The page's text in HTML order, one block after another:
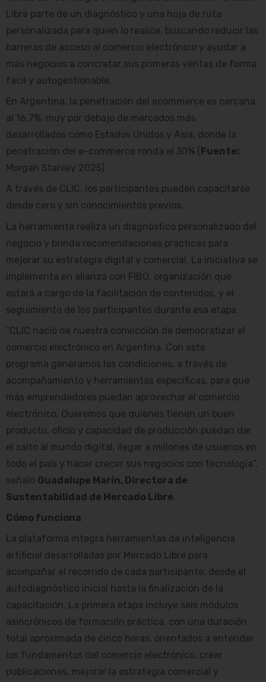
Libre parte de un diagnóstico y una hoja de ruta
personalizada para quien lo realice, buscando reducir las
barreras de acceso al comercio electrónico y ayudar a
más negocios a concretar sus primeras ventas de forma
fácil y autogestionable.
En Argentina, la penetración del ecommerce es cercana
al 16,7%, muy por debajo de mercados más
desarrollados como Estados Unidos y Asia, donde la
penetración del e-commerce ronda el 30% (
Fuente:
Morgan Stanley 2025)
A través de CLIC, los participantes pueden capacitarse
desde cero y sin conocimientos previos.
La herramienta realiza un diagnóstico personalizado del
negocio y brinda recomendaciones prácticas para
mejorar su estrategia digital y comercial. La iniciativa se
implementa en alianza con FIBO, organización que
estará a cargo de la facilitación de contenidos, y el
seguimiento de los participantes durante esa etapa.
“CLIC nació de nuestra convicción de democratizar el
comercio electrónico en Argentina. Con este
programa generamos las condiciones, a través de
acompañamiento y herramientas específicas, para que
más emprendedores puedan aprovechar el comercio
electrónico. Queremos que quienes tienen un buen
producto, oficio y capacidad de producción puedan dar
el salto al mundo digital, llegar a millones de usuarios en
todo el país y hacer crecer sus negocios con tecnología”,
señaló Guadalupe Marín, Directora de
Sustentabilidad de Mercado Libre.
Cómo funciona
La plataforma integra herramientas de inteligencia
artificial desarrolladas por Mercado Libre para
acompañar el recorrido de cada participante, desde el
autodiagnóstico inicial hasta la finalización de la
capacitación. La primera etapa incluye seis módulos
asincrónicos de formación práctica, con una duración
total aproximada de cinco horas, orientados a entender
los fundamentos del comercio electrónico, crear
publicaciones, mejorar la estrategia comercial y